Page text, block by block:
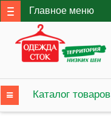
Главное меню
Каталог товаров